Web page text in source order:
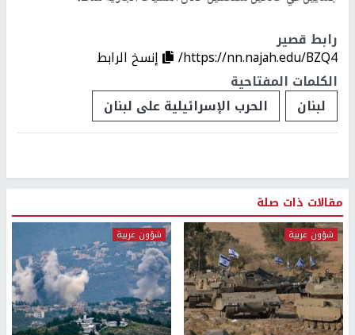
رابط قصير
https://nn.najah.edu/BZQ4/
إنسخ الرابط
الكلمات المفتاحية
لبنان
الحرب الإسرائيلية على لبنان
مقالات ذات صلة
شؤون عربية شؤون عربية